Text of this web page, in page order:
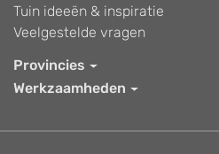
Tuin ideeën & inspiratie
Veelgestelde vragen
Provincies
Werkzaamheden